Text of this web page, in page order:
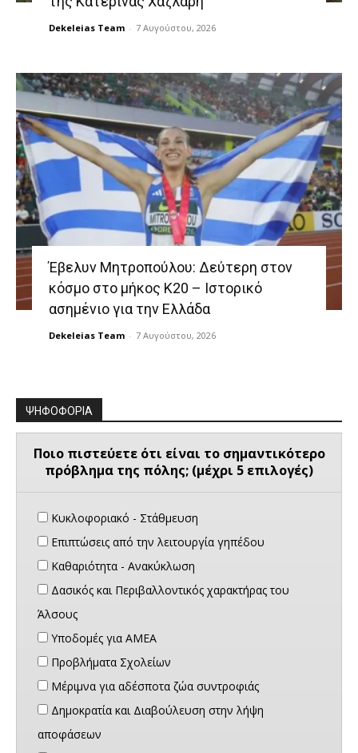
Dekeleias Team - 7 Αυγούστου, 2026
Έβελυν Μητροπούλου: Δεύτερη στον
κόσμο στο μήκος Κ20 – Ιστορικό
ασημένιο για την Ελλάδα
Dekeleias Team - 7 Αυγούστου, 2026
ΨΗΦΟΦΟΡΙΑ
Ποιο πιστεύετε ότι είναι το σημαντικότερο
πρόβλημα της πόλης; (μέχρι 5 επιλογές)
Κυκλοφοριακό - Στάθμευση
Επιπτώσεις από την λειτουργία γηπέδου
Καθαριότητα - Ανακύκλωση
Δασικός και Περιβαλλοντικός χαρακτήρας του
Άλσους
Υποδομές για ΑΜΕΑ
Προβλήματα Σχολείων
Μέριμνα για αδέσποτα ζώα συντροφιάς
Δημοκρατία και Διαβούλευση στην λήψη
αποφάσεων